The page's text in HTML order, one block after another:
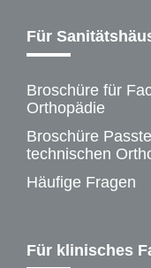
Für
Broschüre für
Orthopädie
Broschüre
technischen
Häufige Fragen
Für klinisches